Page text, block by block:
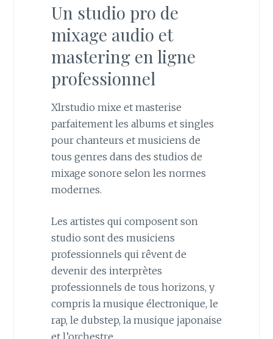
Un studio pro de
mixage audio et
mastering en ligne
professionnel
Xlrstudio mixe et masterise
parfaitement les albums et singles
pour chanteurs et musiciens de
tous genres dans des studios de
mixage sonore selon les normes
modernes.
Les artistes qui composent son
studio sont des musiciens
professionnels qui rêvent de
devenir des interprètes
professionnels de tous horizons, y
compris la musique électronique, le
rap, le dubstep, la musique japonaise